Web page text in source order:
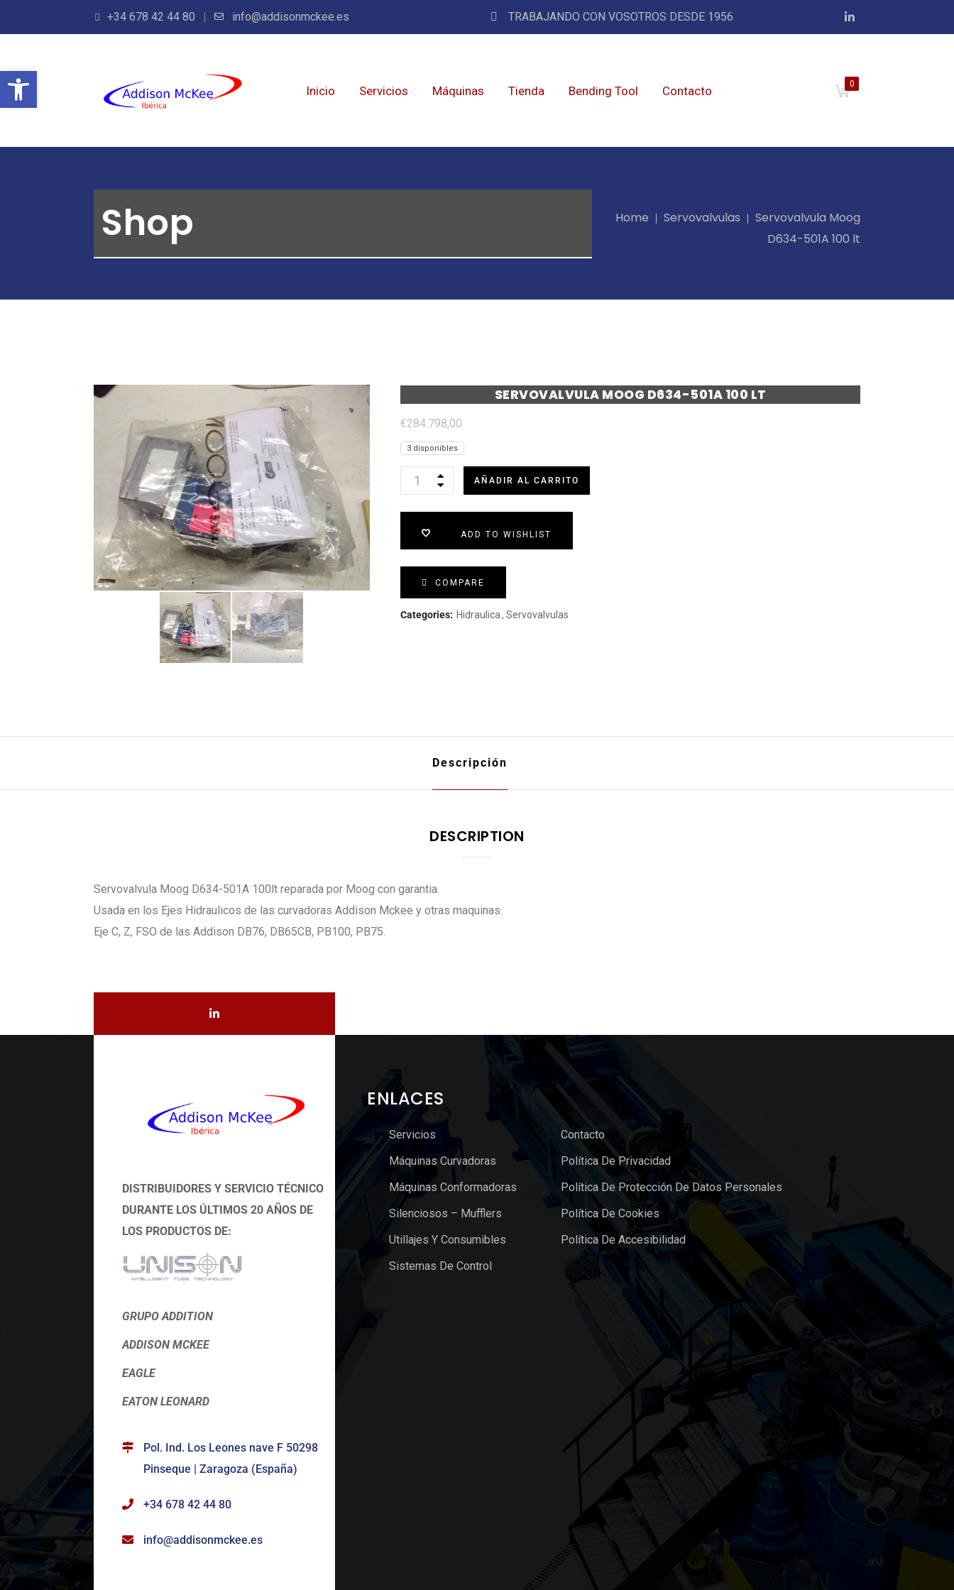
Abrir barra de herramientas
+34 678 42 44 80 info@addisonmckee.es TRABAJANDO CON VOSOTROS DESDE 1956
Inicio Servicios Máquinas Tienda Bending Tool Contacto 0
Shop Home Servovalvulas
Servovalvula Moog
D634-501A 100 lt
SERVOVALVULA MOOG D634-501A 100 LT
€284.798,00
3 disponibles
Servovalvula
Moog
D634-
501A
lt
AÑADIR AL CARRITO
ADD TO WISHLIST
COMPARE
Categories: Hidraulica Servovalvulas
Descripción
DESCRIPTION
Servovalvula Moog D634-501A 100lt reparada por Moog con garantia.
Usada en los Ejes Hidraulicos de las curvadoras Addison Mckee y otras maquinas.
Eje C, Z, FSO de las Addison DB76, DB65CB, PB100, PB75.
DISTRIBUIDORES Y SERVICIO TÉCNICO
DURANTE LOS ÚLTIMOS 20 AÑOS DE
LOS PRODUCTOS DE:
GRUPO ADDITION
ADDISON MCKEE
EAGLE
EATON LEONARD
Pol. Ind. Los Leones nave F 50298
Pinseque | Zaragoza (España)
+34 678 42 44 80
info@addisonmckee.es
ENLACES
Servicios
Máquinas Curvadoras
Máquinas Conformadoras
Silenciosos – Mufflers
Utillajes Y Consumibles
Sistemas De Control
Contacto
Política De Privacidad
Política De Protección De Datos Personales
Política De Cookies
Política De Accesibilidad